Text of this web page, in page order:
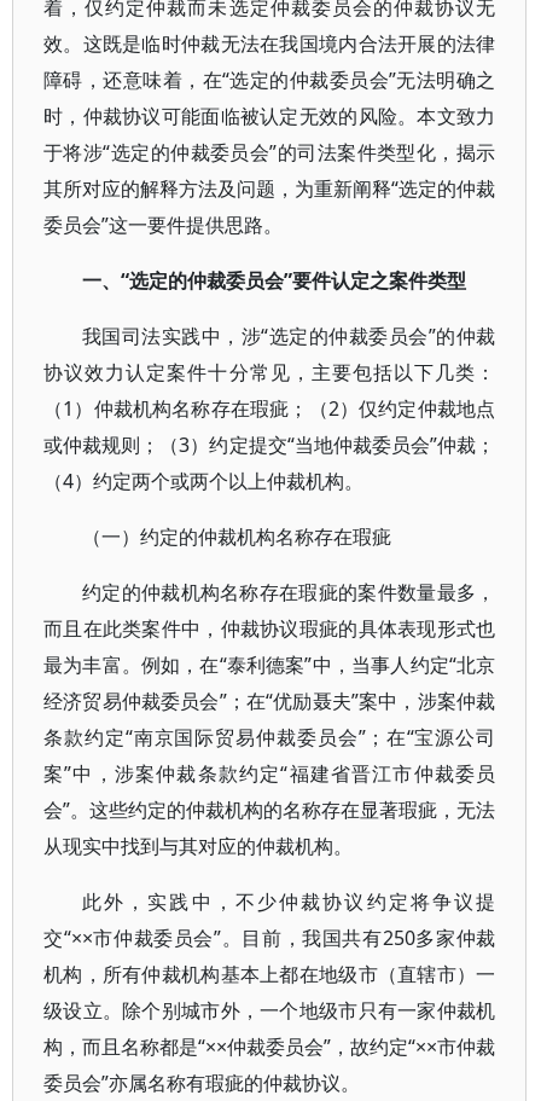
着，仅约定仲裁而未选定仲裁委员会的仲裁协议无
效。这既是临时仲裁无法在我国境内合法开展的法律
障碍，还意味着，在“选定的仲裁委员会”无法明确之
时，仲裁协议可能面临被认定无效的风险。本文致力
于将涉“选定的仲裁委员会”的司法案件类型化，揭示
其所对应的解释方法及问题，为重新阐释“选定的仲裁
委员会”这一要件提供思路。
一、“选定的仲裁委员会”要件认定之案件类型
我国司法实践中，涉“选定的仲裁委员会”的仲裁
协议效力认定案件十分常见，主要包括以下几类：
（1）仲裁机构名称存在瑕疵；（2）仅约定仲裁地点
或仲裁规则；（3）约定提交“当地仲裁委员会”仲裁；
（4）约定两个或两个以上仲裁机构。
（一）约定的仲裁机构名称存在瑕疵
约定的仲裁机构名称存在瑕疵的案件数量最多，
而且在此类案件中，仲裁协议瑕疵的具体表现形式也
最为丰富。例如，在“泰利德案”中，当事人约定“北京
经济贸易仲裁委员会”；在“优励聂夫”案中，涉案仲裁
条款约定“南京国际贸易仲裁委员会”；在“宝源公司
案”中，涉案仲裁条款约定“福建省晋江市仲裁委员
会”。这些约定的仲裁机构的名称存在显著瑕疵，无法
从现实中找到与其对应的仲裁机构。
此外，实践中，不少仲裁协议约定将争议提
交“××市仲裁委员会”。目前，我国共有250多家仲裁
机构，所有仲裁机构基本上都在地级市（直辖市）一
级设立。除个别城市外，一个地级市只有一家仲裁机
构，而且名称都是“××仲裁委员会”，故约定“××市仲裁
委员会”亦属名称有瑕疵的仲裁协议。